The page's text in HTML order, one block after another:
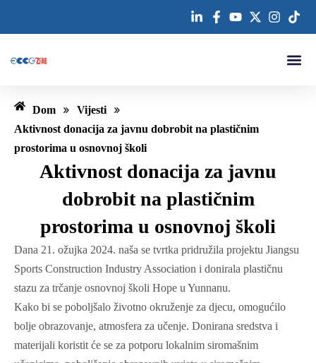
Dom » Vijesti »
Aktivnost donacija za javnu dobrobit na plastičnim
prostorima u osnovnoj školi
Aktivnost donacija za javnu
dobrobit na plastičnim
prostorima u osnovnoj školi
Dana 21. ožujka 2024. naša se tvrtka pridružila projektu Jiangsu
Sports Construction Industry Association i donirala plastičnu
stazu za trčanje osnovnoj školi Hope u Yunnanu.
Kako bi se poboljšalo životno okruženje za djecu, omogućilo
bolje obrazovanje, atmosfera za učenje. Donirana sredstva i
materijali koristit će se za potporu lokalnim siromašnim